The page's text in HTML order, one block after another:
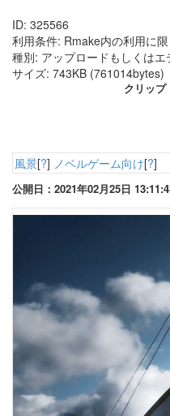
ID: 325566
利用条件: Rmake内の利用に
種別: アップロードもしくは
サイズ: 743KB (761014bytes)
クリップ
風景[?] ノベルゲーム向け[?]
公開日：2021年02月25日